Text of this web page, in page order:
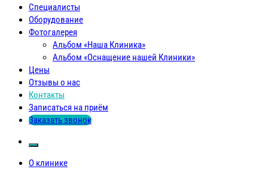
Специалисты
Оборудование
Фотогалерея
Альбом «Наша Клиника»
Альбом «Оснащение нашей Клиники»
Цены
Отзывы о нас
Контакты
Записаться на приём
Заказать звонок
О клинике